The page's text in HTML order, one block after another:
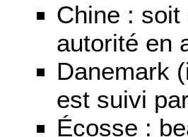
Chine : soit
autorité en
Danemark
est suivi
Écosse :